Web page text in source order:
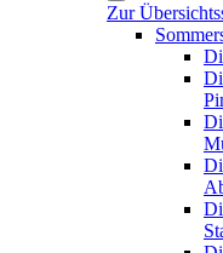
Zur